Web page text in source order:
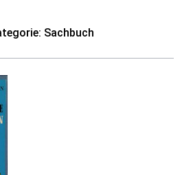
Sachbuch